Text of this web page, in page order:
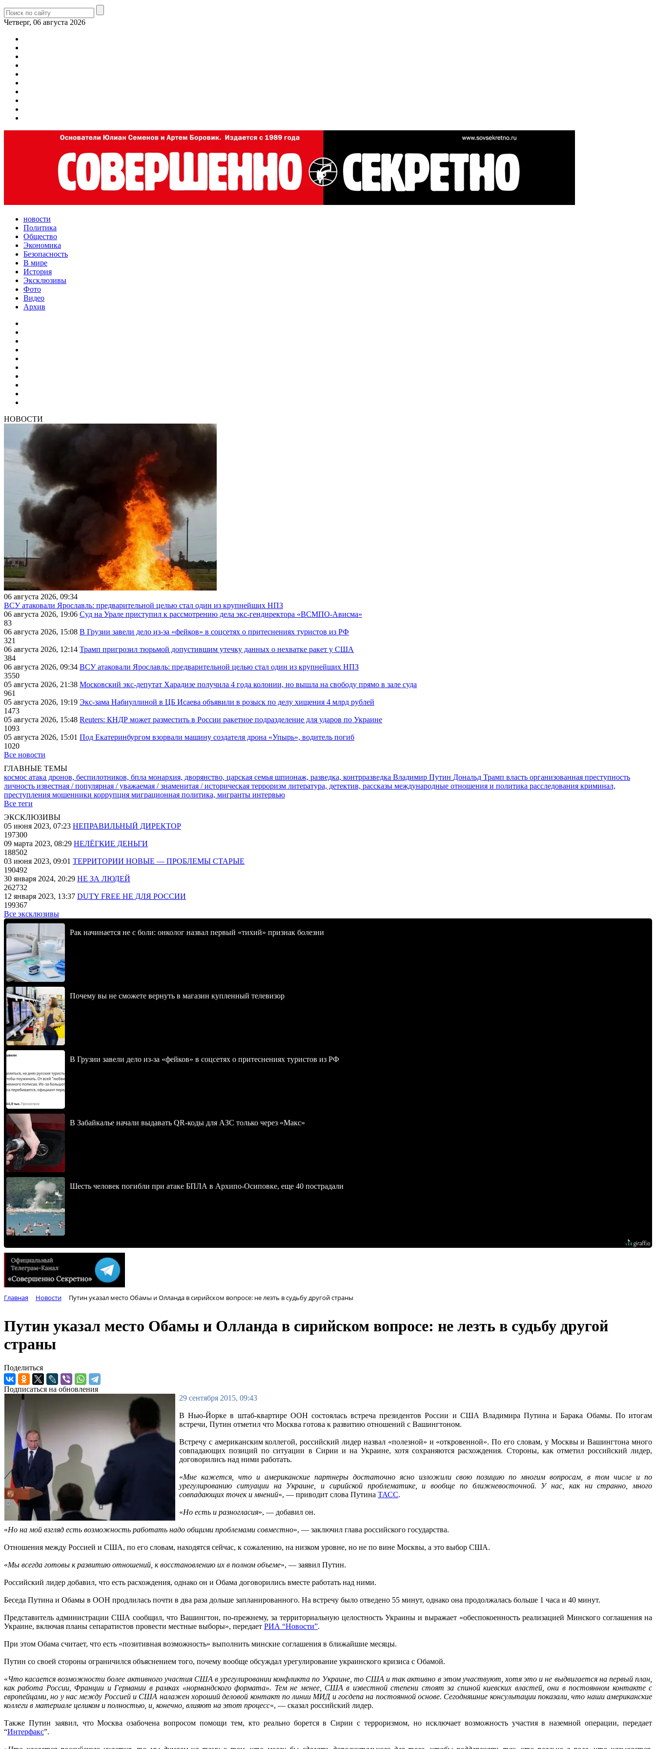
Четверг, 06 августа 2026
новости
Политика
Общество
Экономика
Безопасность
В мире
История
Эксклюзивы
Фото
Видео
Архив
НОВОСТИ
06 августа 2026, 09:34
ВСУ атаковали Ярославль: предварительной целью стал один из крупнейших НПЗ
06 августа 2026, 19:06 Суд на Урале приступил к рассмотрению дела экс-гендиректора «ВСМПО-Ависма»
83
06 августа 2026, 15:08 В Грузии завели дело из-за «фейков» в соцсетях о притеснениях туристов из РФ
321
06 августа 2026, 12:14 Трамп пригрозил тюрьмой допустившим утечку данных о нехватке ракет у США
384
06 августа 2026, 09:34 ВСУ атаковали Ярославль: предварительной целью стал один из крупнейших НПЗ
3550
05 августа 2026, 21:38 Московский экс-депутат Харадизе получила 4 года колонии, но вышла на свободу прямо в зале суда
961
05 августа 2026, 19:19 Экс-зама Набиуллиной в ЦБ Исаева объявили в розыск по делу хищения 4 млрд рублей
1473
05 августа 2026, 15:48 Reuters: КНДР может разместить в России ракетное подразделение для ударов по Украине
1093
05 августа 2026, 15:01 Под Екатеринбургом взорвали машину создателя дрона «Упырь», водитель погиб
1020
Все новости
ГЛАВНЫЕ ТЕМЫ
космос атака дронов, беспилотников, бпла монархия, дворянство, царская семья шпионаж, разведка, контрразведка Владимир Путин Дональд Трамп власть организованная преступность
личность известная / популярная / уважаемая / знаменитая / историческая терроризм литература, детектив, рассказы международные отношения и политика расследования криминал,
преступления мошенники коррупция миграционная политика, мигранты интервью
Все теги
ЭКСКЛЮЗИВЫ
05 июня 2023, 07:23 НЕПРАВИЛЬНЫЙ ДИРЕКТОР
197300
09 марта 2023, 08:29 НЕЛЁГКИЕ ДЕНЬГИ
188502
03 июня 2023, 09:01 ТЕРРИТОРИИ НОВЫЕ — ПРОБЛЕМЫ СТАРЫЕ
190492
30 января 2024, 20:29 НЕ ЗА ЛЮДЕЙ
262732
12 января 2023, 13:37 DUTY FREE НЕ ДЛЯ РОССИИ
199367
Все эксклюзивы
Рак начинается не с боли: онколог назвал первый «тихий» признак болезни
Почему вы не сможете вернуть в магазин купленный телевизор
В Грузии завели дело из-за «фейков» в соцсетях о притеснениях туристов из РФ
В Забайкалье начали выдавать QR-коды для АЗС только через «Макс»
Шесть человек погибли при атаке БПЛА в Архипо-Осиповке, еще 40 пострадали
Главная Новости Путин указал место Обамы и Олланда в сирийском вопросе: не лезть в судьбу другой страны
Путин указал место Обамы и Олланда в сирийском вопросе: не лезть в судьбу другой
страны
Поделиться
Подписаться на обновления
29 сентября 2015, 09:43
В Нью-Йорке в штаб-квартире ООН состоялась встреча президентов России и США Владимира Путина и Барака Обамы. По итогам
встречи, Путин отметил что Москва готова к развитию отношений с Вашингтоном.
Встречу с американским коллегой, российский лидер назвал «полезной» и «откровенной». По его словам, у Москвы и Вашингтона много
совпадающих позиций по ситуации в Сирии и на Украине, хотя сохраняются расхождения. Стороны, как отметил российский лидер,
договорились над ними работать.
«Мне кажется, что и американские партнеры достаточно ясно изложили свою позицию по многим вопросам, в том числе и по
урегулированию ситуации на Украине, и сирийской проблематике, и вообще по ближневосточной. У нас, как ни странно, много
совпадающих точек и мнений», — приводит слова Путина ТАСС.
«Но есть и разногласия», — добавил он.
«Но на мой взгляд есть возможность работать надо общими проблемами совместно», — заключил глава российского государства.
Отношения между Россией и США, по его словам, находятся сейчас, к сожалению, на низком уровне, но не по вине Москвы, а это выбор США.
«Мы всегда готовы к развитию отношений, к восстановлению их в полном объеме», — заявил Путин.
Российский лидер добавил, что есть расхождения, однако он и Обама договорились вместе работать над ними.
Беседа Путина и Обамы в ООН продлилась почти в два раза дольше запланированного. На встречу было отведено 55 минут, однако она продолжалась больше 1 часа и 40 минут.
Представитель администрации США сообщил, что Вашингтон, по-прежнему, за территориальную целостность Украины и выражает «обеспокоенность реализацией Минского соглашения на
Украине, включая планы сепаратистов провести местные выборы», передает РИА “Новости”.
При этом Обама считает, что есть «позитивная возможность» выполнить минские соглашения в ближайшие месяцы.
Путин со своей стороны ограничился объяснением того, почему вообще обсуждал урегулирование украинского кризиса с Обамой.
«Что касается возможности более активного участия США в урегулировании конфликта по Украине, то США и так активно в этом участвуют, хотя это и не выдвигается на первый план,
как работа России, Франции и Германии в рамках «нормандского формата». Тем не менее, США в известной степени стоят за спиной киевских властей, они в постоянном контакте с
европейцами, но у нас между Россией и США налажен хороший деловой контакт по линии МИД и госдепа на постоянной основе. Сегодняшние консультации показали, что наши американские
коллеги в материале целиком и полностью, и, конечно, влияют на этот процесс«, — сказал российский лидер.
Также Путин заявил, что Москва озабочена вопросом помощи тем, кто реально борется в Сирии с терроризмом, но исключает возможность участия в наземной операции, передает
“Интерфакс”.